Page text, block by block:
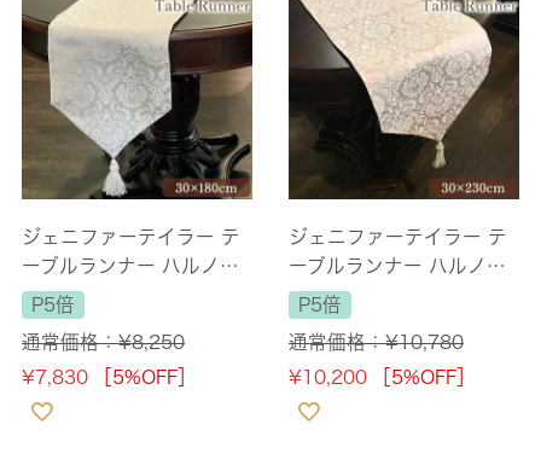
ジェニファーテイラー テ
ーブルランナー ハルノグ
レー(Haruno-GR) 長さ18
0cm 【送料無料】
P5倍
通常価格：¥8,250
¥7,830 ［5%OFF］
ジェニファーテイラー テ
ーブルランナー ハルノピ
ンク(Haruno-PK) 長さ23
0cm 【送料無料】
P5倍
通常価格：¥10,780
¥10,200 ［5%OFF］